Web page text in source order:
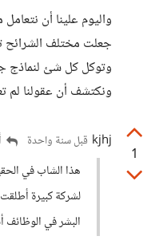
واليوم علينا أن
جعلت مختلف الشرائح
وتوكل كل شئ لنماذج
ونكتشف أن عقولنا لم
1
kjhj قبل سنة واحدة
هذا الشاب في
لشركة كبيرة
البشر في الوظائف